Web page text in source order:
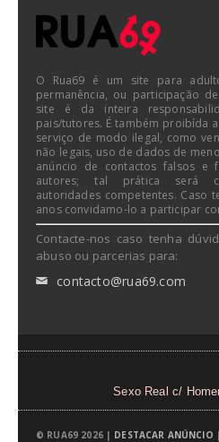
O Rua69 é um site para
permanência, ou participação
site é da inteira
pais/tutores. É também proibída
serviço de modo ilegal, como
não legais, uso de dados de
anúncio de contactos falsos e
autores; tal prática será
autoridades competentes. Caso
anos convidamo-lo a participar
Contacte-nos caso tenha
abuso ou parcerias para:
✉ contacto@rua69.com
Sexo Real c/
© RUA69 2026 | DESTACAR ANÚNCIO |